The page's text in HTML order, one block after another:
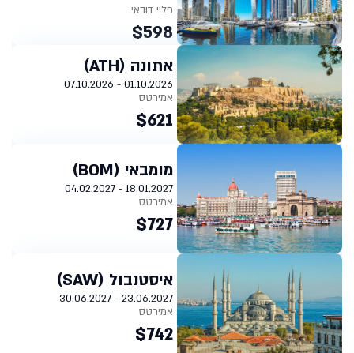
פליי דובאי
$598
אתונה (ATH)
01.10.2026 - 07.10.2026
אמירטס
$621
מומבאי (BOM)
18.01.2027 - 04.02.2027
אמירטס
$727
איסטנבול (SAW)
23.06.2027 - 30.06.2027
אמירטס
$742